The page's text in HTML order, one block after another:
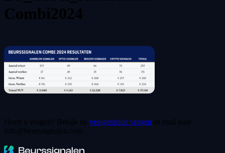
Combi2024
Heeft u vragen? Bekijk de veelgestelde vragen of mail naar
info@beurssignalen.com